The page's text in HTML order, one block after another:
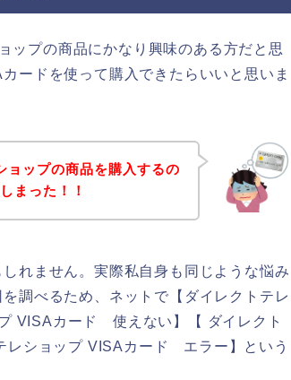
ップの商品にかなり興味のある方だと思
ードを使って購入できたらいいと思いま
ョップの商品を購入するの
まった！！
れません。実際私自身も同じような悩み
調べるため、ネットで【ダイレクトテレ
VISAカード 使えない】【 ダイレクト
ショップ VISAカード エラー】という